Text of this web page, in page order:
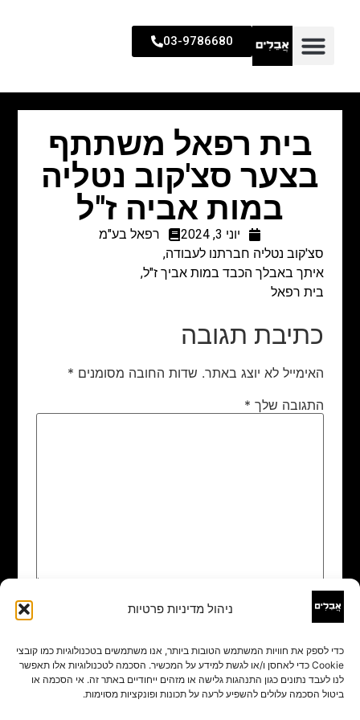
ניהול מדיניות פרטיות
כדי לספק את חוויות המשתמש הטובות ביותר, אנו משתמשים בטכנולוגיות כמו קובצי
Cookie כדי לאחסן ו/או לגשת למידע על המכשיר. הסכמה לטכנולוגיות אלו תאפשר
לנו לעבד נתונים כגון התנהגות גלישה או מזהים ייחודיים באתר זה. אי הסכמה או
ביטול הסכמה עלולים להשפיע לרעה על תכונות ופונקציות מסוימות.
03-9786680
בית רפאל משתתף
בצער סצ'קוב נטליה
במות אביה ז"ל
יוני 3, 2024
רפאל בע"מ
סצ'קוב נטליה חברתנו לעבודה,
איתך באבלך הכבד במות אביך ז"ל,
בית רפאל
כתיבת תגובה
האימייל לא יוצג באתר. שדות החובה מסומנים *
התגובה שלך *
שם
אימייל*